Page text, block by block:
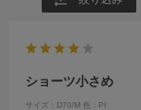
ショーツ小さめ
サイズ：D70/M 色：PI